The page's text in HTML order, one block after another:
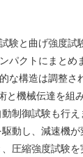
験と曲げ強度
パクトにまとめ
構造は調整さ
と機械伝達を
制御試験も行
動し、減速機
圧縮強度試験